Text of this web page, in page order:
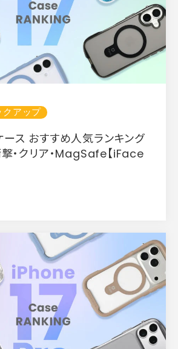
クアップ
ス おすすめ人気ランキング
・クリア・MagSafe【iFace